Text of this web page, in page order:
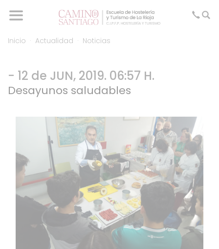
Inicio Actualidad Noticias
- 12 de JUN, 2019. 06:57 H.
Desayunos saludables